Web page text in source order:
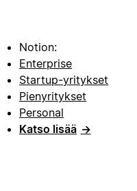
Notion:
Enterprise
Startup-yritykset
Pienyritykset
Personal
Katso lisää →